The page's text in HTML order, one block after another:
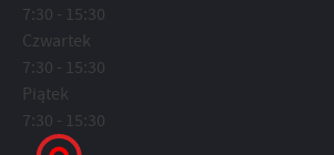
7:30 - 15:30
Czwartek
7:30 - 15:30
Piątek
7:30 - 15:30